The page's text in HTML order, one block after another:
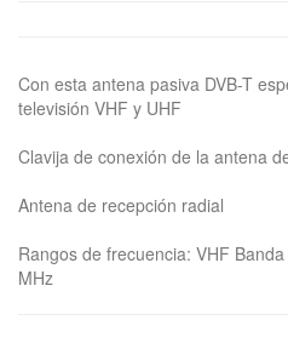
Con esta antena pasiva DVB-T
televisión VHF y UHF
Clavija de conexión de la antena
Antena de recepción radial
Rangos de frecuencia: VHF
MHz